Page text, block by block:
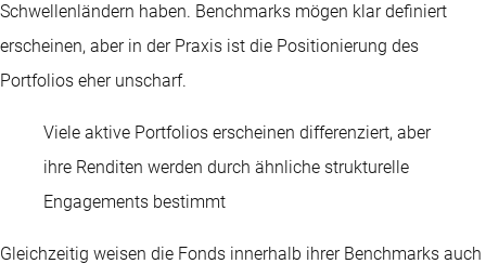
Schwellenländern haben. Benchmarks mögen klar definiert
erscheinen, aber in der Praxis ist die Positionierung des
Portfolios eher unscharf.
Viele aktive Portfolios erscheinen differenziert, aber
ihre Renditen werden durch ähnliche strukturelle
Engagements bestimmt
Gleichzeitig weisen die Fonds innerhalb ihrer Benchmarks auch